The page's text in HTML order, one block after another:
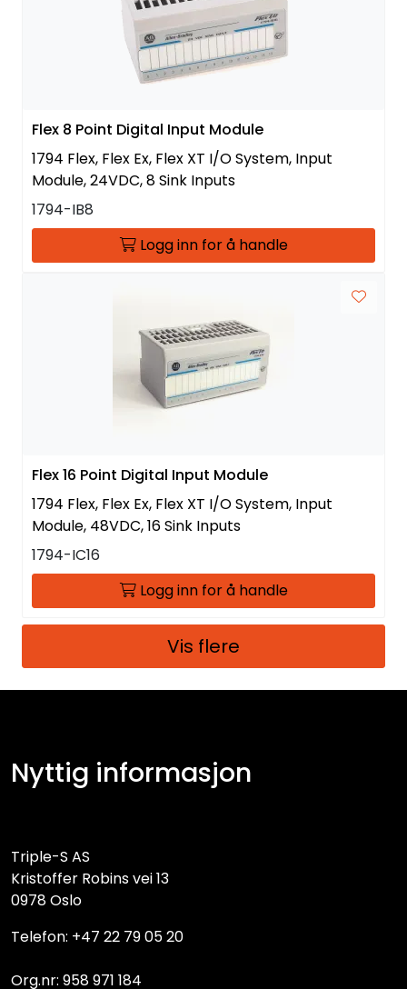
Flex 8 Point Digital Input Module
1794 Flex, Flex Ex, Flex XT I/O System, Input
Module, 24VDC, 8 Sink Inputs
1794-IB8
Logg inn for å handle
Flex 16 Point Digital Input Module
1794 Flex, Flex Ex, Flex XT I/O System, Input
Module, 48VDC, 16 Sink Inputs
1794-IC16
Logg inn for å handle
Vis flere
Nyttig informasjon
Triple-S AS
Kristoffer Robins vei 13
0978 Oslo
Telefon: +47 22 79 05 20
Org.nr: 958 971 184